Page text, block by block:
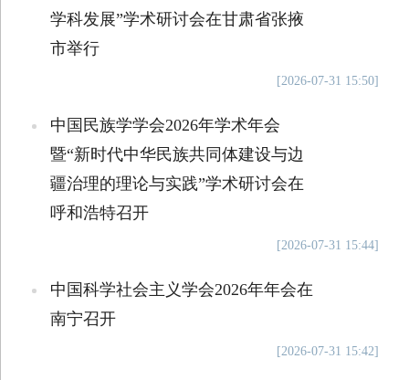
学科发展”学术研讨会在甘肃省张掖
市举行
[2026-07-31 15:50]
中国民族学学会2026年学术年会
暨“新时代中华民族共同体建设与边
疆治理的理论与实践”学术研讨会在
呼和浩特召开
[2026-07-31 15:44]
中国科学社会主义学会2026年年会在
南宁召开
[2026-07-31 15:42]